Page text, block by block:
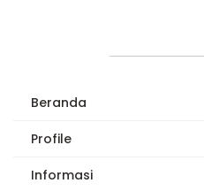
Beranda
Profile
Informasi